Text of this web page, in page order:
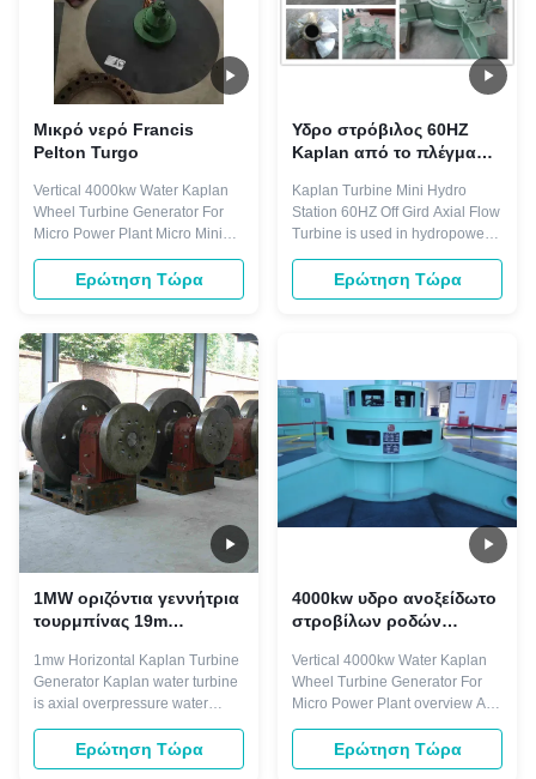
Μικρό νερό Francis
Pelton Turgo
Vertical 4000kw Water Kaplan
Wheel Turbine Generator For
Micro Power Plant Micro Mini
Small Water Francis Pelton
Turgo Kaplan Hydro
Hydroelectric Turbine
alter overview A Kaplan turbine
is basically a propeller with
adjustable blades inside a tube.
It is an axial-flow ...
Ερώτηση Τώρα
Υδρο στρόβιλος 60HZ
Kaplan από το πλέγμα
Kaplan σταθμών κάθετο
Kaplan Turbine Mini Hydro
Station 60HZ Off Gird Axial Flow
Turbine is used in hydropower
plants with low and middle
water head commonly ranging
from 3m to 30m. It can be
turbine is used in the power
plant ...
Ερώτηση Τώρα
1MW οριζόντια γεννήτρια
τουρμπίνας 19m
στήλης νερού 6.2m3/S
Kaplan
1mw Horizontal Kaplan Turbine
Generator Kaplan water turbine
is axial overpressure water
inflow, outflow, however axial. It
is used for high flow rates and
Ερώτηση Τώρα
4000kw υδρο ανοξείδωτο
στροβίλων ροδών
Kaplan νερού
Vertical 4000kw Water Kaplan
Wheel Turbine Generator For
Micro Power Plant overview A
propeller with adjustable blades
inside a tube. It is an axial-flow
Ερώτηση Τώρα